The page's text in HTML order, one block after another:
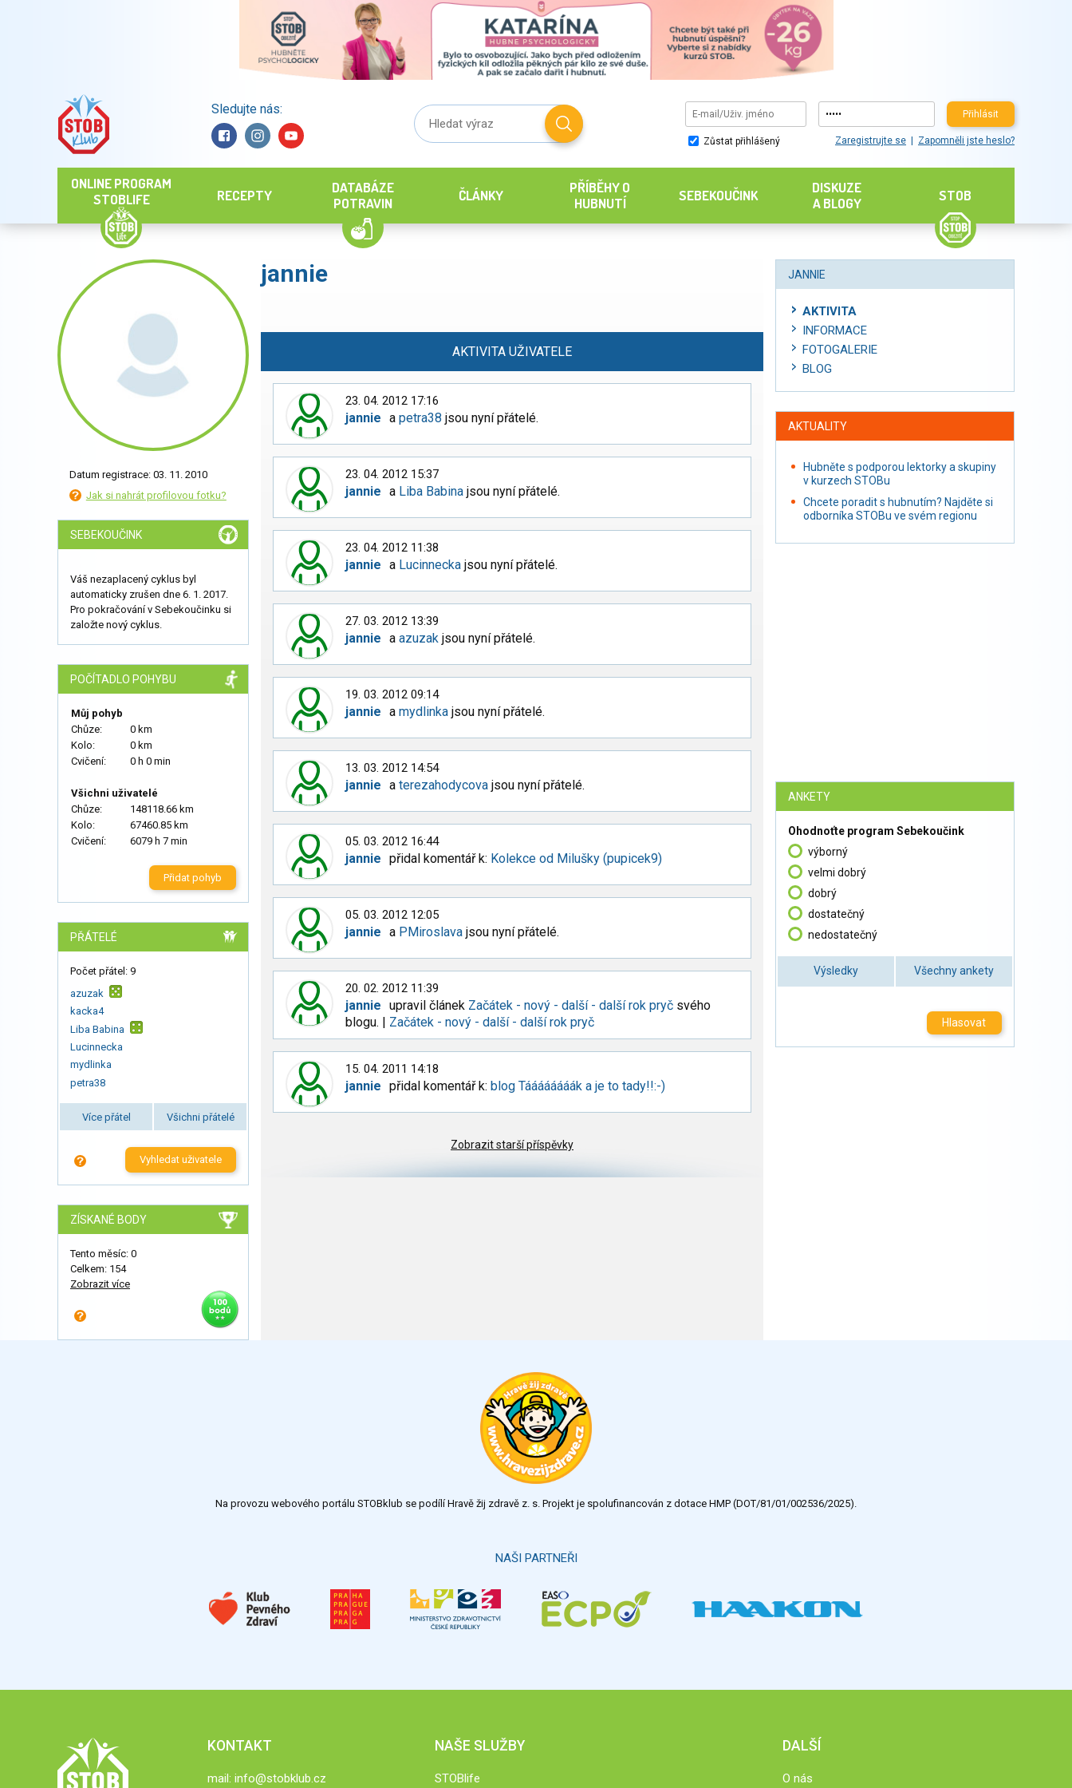
Sledujte nás: Přihlásit
Zůstat přihlášený Zaregistrujte se Zapomněli jste heslo?
ONLINE PROGRAM
STOBLIFE
RECEPTY
DATABÁZE
POTRAVIN
ČLÁNKY
PŘÍBĚHY O
HUBNUTÍ
SEBEKOUČINK
DISKUZE
A BLOGY
STOB
Datum registrace: 03. 11. 2010
Jak si nahrát profilovou fotku?
SEBEKOUČINK
Váš nezaplacený cyklus byl
automaticky zrušen dne 6. 1. 2017.
Pro pokračování v Sebekoučinku si
založte nový cyklus.
POČÍTADLO POHYBU
Můj pohyb
Chůze:
0 km
Kolo:
0 km
Cvičení:
0 h 0 min
Všichni uživatelé
Chůze:
148118.66 km
Kolo:
67460.85 km
Cvičení:
6079 h 7 min
Přidat pohyb
PŘÁTELÉ
Počet přátel: 9
azuzak
kacka4
Liba Babina
Lucinnecka
mydlinka
petra38
Více přátel Všichni přátelé
Vyhledat uživatele
ZÍSKANÉ BODY
Tento měsíc: 0
Celkem: 154
Zobrazit více
jannie
AKTIVITA UŽIVATELE
23. 04. 2012 17:16
jannie apetra38 jsou nyní přátelé.
23. 04. 2012 15:37
jannie a Liba Babina jsou nyní přátelé.
23. 04. 2012 11:38
jannie a Lucinnecka jsou nyní přátelé.
27. 03. 2012 13:39
jannie aazuzak jsou nyní přátelé.
19. 03. 2012 09:14
jannie amydlinka jsou nyní přátelé.
13. 03. 2012 14:54
jannie aterezahodycova jsou nyní přátelé.
05. 03. 2012 16:44
jannie přidal komentář k: Kolekce od Milušky (pupicek9)
05. 03. 2012 12:05
jannie a PMiroslava jsou nyní přátelé.
20. 02. 2012 11:39
jannie upravil článek Začátek - nový - další - další rok pryč svého
blogu. | Začátek - nový - další - další rok pryč
15. 04. 2011 14:18
jannie přidal komentář k:blog Táááááááák a je to tady!!:-)
Zobrazit starší příspěvky
JANNIE
AKTIVITA
INFORMACE
FOTOGALERIE
BLOG
AKTUALITY
Hubněte s podporou lektorky a skupiny
v kurzech STOBu
Chcete poradit s hubnutím? Najděte si
odborníka STOBu ve svém regionu
ANKETY
Ohodnoťte program Sebekoučink
výborný
velmi dobrý
dobrý
dostatečný
nedostatečný
Výsledky Všechny ankety
Hlasovat
Na provozu webového portálu STOBklub se podílí Hravě žij zdravě z. s. Projekt je spolufinancován z dotace HMP (DOT/81/01/002536/2025).
NAŠI PARTNEŘI
KONTAKT
mail: info@stobklub.cz
NAŠE SLUŽBY
STOBlife
DALŠÍ
O nás